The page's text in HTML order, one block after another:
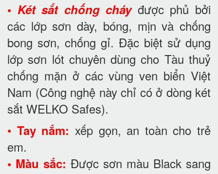
• Két sắt chống cháyđược phủ bởi
các lớp sơn dày, bóng, mịn và chống
bong sơn, chống gỉ. Đặc biệt sử dụng
lớp sơn lót chuyên dùng cho Tàu thuỷ
chống mặn ở các vùng ven biển Việt
Nam (Công nghệ này chỉ có ở dòng két
sắt WELKO Safes).
• Tay nắm: xếp gọn, an toàn cho trẻ
em.
• Màu sắc: Được sơn màu Black sang